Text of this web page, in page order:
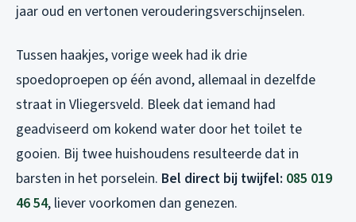
jaar oud en vertonen verouderingsverschijnselen.
Tussen haakjes, vorige week had ik drie
spoedoproepen op één avond, allemaal in dezelfde
straat in Vliegersveld. Bleek dat iemand had
geadviseerd om kokend water door het toilet te
gooien. Bij twee huishoudens resulteerde dat in
barsten in het porselein. Bel direct bij twijfel: 085 019
46 54, liever voorkomen dan genezen.